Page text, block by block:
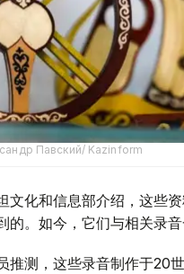
Павский/ Kazinform
文化和信息部介绍，这些
的。如今，它们与相关录
推测，这些录音制作于20